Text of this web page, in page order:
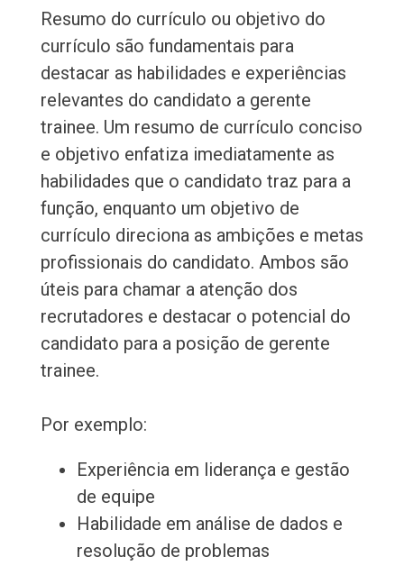
Resumo do currículo ou objetivo do
currículo são fundamentais para
destacar as habilidades e experiências
relevantes do candidato a gerente
trainee. Um resumo de currículo conciso
e objetivo enfatiza imediatamente as
habilidades que o candidato traz para a
função, enquanto um objetivo de
currículo direciona as ambições e metas
profissionais do candidato. Ambos são
úteis para chamar a atenção dos
recrutadores e destacar o potencial do
candidato para a posição de gerente
trainee.
Por exemplo:
Experiência em liderança e gestão
de equipe
Habilidade em análise de dados e
resolução de problemas